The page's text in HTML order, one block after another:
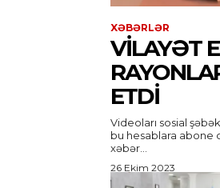
XƏBƏRLƏR
VILAYƏT
ETDI
Videoları sosial
bu hesablara abone ol BEY.AZ informasiya
xəbər...
26 Ekim 2023